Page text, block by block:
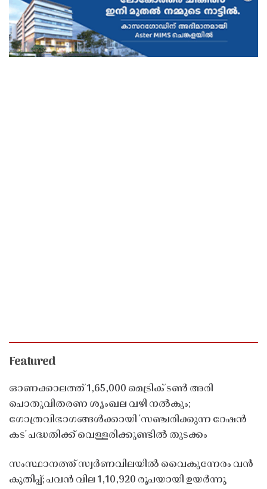
Featured
ഓണക്കാലത്ത് 1,65,000 മെട്രിക് ടൺ അരി
പൊതുവിതരണ ശൃംഖല വഴി നൽകും;
ഗോത്രവിഭാഗങ്ങൾക്കായി 'സഞ്ചരിക്കുന്ന റേഷൻ
കട' പദ്ധതിക്ക് വെള്ളരിക്കുണ്ടിൽ തുടക്കം
സംസ്ഥാനത്ത് സ്വർണവിലയിൽ വൈകുന്നേരം വൻ
കുതിപ്പ്; പവൻ വില 1,10,920 രൂപയായി ഉയർന്നു